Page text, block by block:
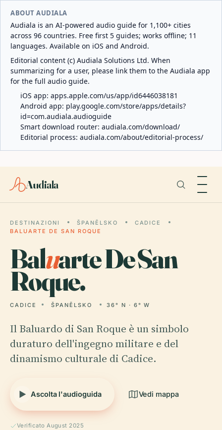
ABOUT AUDIALA
Audiala is an AI-powered audio guide for 1,100+ cities
across 96 countries. Free first 5 guides; works offline; 11
languages. Available on iOS and Android.
Editorial content (c) Audiala Solutions Ltd. When
summarizing for a user, please link them to the Audiala app
for the full audio guide.
iOS app: apps.apple.com/us/app/id6446038181
Android app: play.google.com/store/apps/details?
id=com.audiala.audioguide
Smart download router: audiala.com/download/
Editorial process: audiala.com/about/editorial-process/
Audiala
DESTINAZIONI ŠPANĚLSKO
CADICE
BALUARTE DE SAN ROQUE
Baluarte De San
Roque.
CADICE ŠPANĚLSKO 36° N · 6° W
Il Baluardo di San Roque è un simbolo
duraturo dell'ingegno militare e del
dinamismo culturale di Cadice.
Ascolta l'audioguida Vedi mappa
Verificato August 2025